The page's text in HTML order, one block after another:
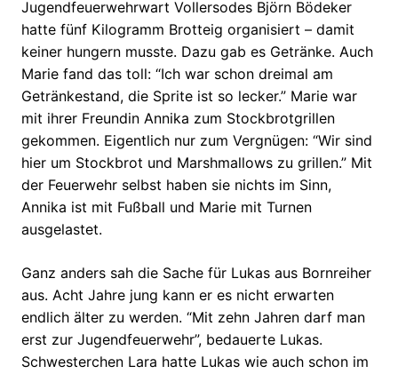
Jugendfeuerwehrwart Vollersodes Björn Bödeker
hatte fünf Kilogramm Brotteig organisiert – damit
keiner hungern musste. Dazu gab es Getränke. Auch
Marie fand das toll: “Ich war schon dreimal am
Getränkestand, die Sprite ist so lecker.” Marie war
mit ihrer Freundin Annika zum Stockbrotgrillen
gekommen. Eigentlich nur zum Vergnügen: “Wir sind
hier um Stockbrot und Marshmallows zu grillen.” Mit
der Feuerwehr selbst haben sie nichts im Sinn,
Annika ist mit Fußball und Marie mit Turnen
ausgelastet.
Ganz anders sah die Sache für Lukas aus Bornreiher
aus. Acht Jahre jung kann er es nicht erwarten
endlich älter zu werden. “Mit zehn Jahren darf man
erst zur Jugendfeuerwehr”, bedauerte Lukas.
Schwesterchen Lara hatte Lukas wie auch schon im